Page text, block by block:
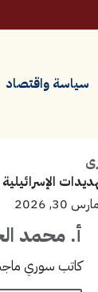
سياسة واقتصاد
مارس 30, 2026
أ. محمد
كاتب سوري